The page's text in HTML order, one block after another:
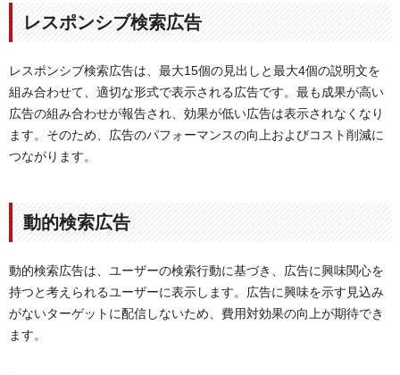
レスポンシブ検索広告
レスポンシブ検索広告は、最大15個の見出しと最大4個の説明文を
組み合わせて、適切な形式で表示される広告です。最も成果が高い
広告の組み合わせが報告され、効果が低い広告は表示されなくなり
ます。そのため、広告のパフォーマンスの向上およびコスト削減に
つながります。
動的検索広告
動的検索広告は、ユーザーの検索行動に基づき、広告に興味関心を
持つと考えられるユーザーに表示します。広告に興味を示す見込み
がないターゲットに配信しないため、費用対効果の向上が期待でき
ます。